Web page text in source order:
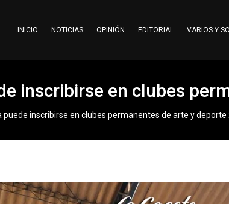
INICIO NOTICIAS OPINIÓN EDITORIAL VARIOS Y
inscribirse en clubes
puede inscribirse en clubes permanentes de arte y deporte